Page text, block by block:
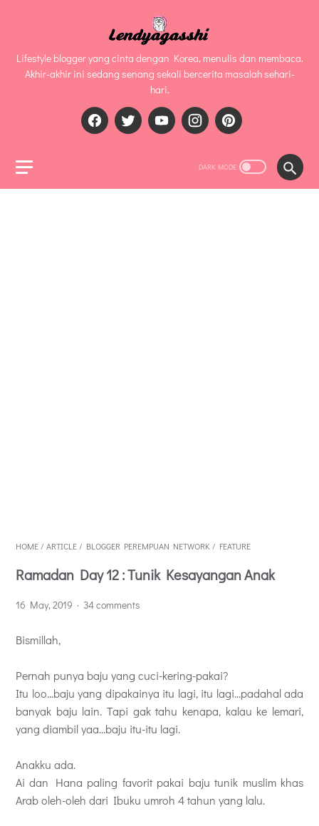
Lifestyle blogger yang cinta dengan Korea, menulis dan membaca.
Akhir-akhir ini sedang senang sekali bercerita masalah sehari-
hari.
HOME / ARTICLE / BLOGGER PEREMPUAN NETWORK / FEATURE
Ramadan Day 12 : Tunik Kesayangan Anak
16 May, 2019 34 comments
Bismillah,
Pernah punya baju yang cuci-kering-pakai?
Itu loo...baju yang dipakainya itu lagi, itu lagi...padahal ada
banyak baju lain. Tapi gak tahu kenapa, kalau ke lemari,
yang diambil yaa...baju itu-itu lagi.
Anakku ada.
Ai dan Hana paling favorit pakai baju tunik muslim khas
Arab oleh-oleh dari Ibuku umroh 4 tahun yang lalu.